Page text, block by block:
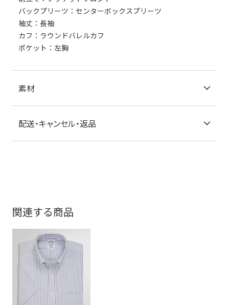
バックプリーツ：センターボックスプリーツ
袖丈：長袖
カフ：ラウンドバレルカフ
ポケット：左胸
素材
配送・キャンセル・返品
関連する商品